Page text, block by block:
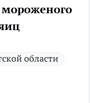
области